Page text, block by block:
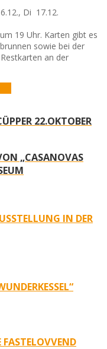
Di 17.12.
19 Uhr. Karten gibt es
sowie bei der
an der
22.OKTOBER
„CASANOVAS
IN DER
FASTELOVVEND